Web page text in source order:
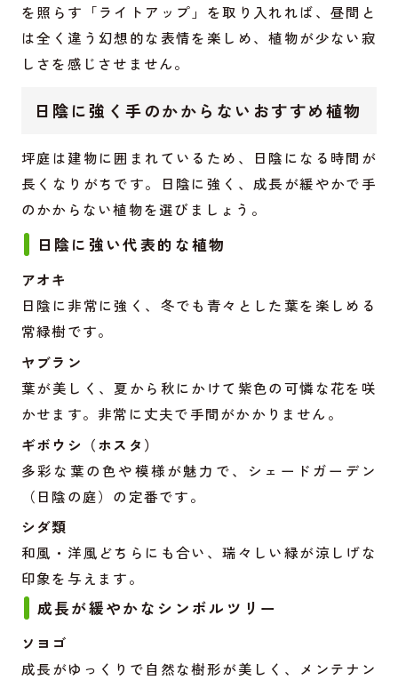
を照らす「ライトアップ」を取り入れれば、昼間と
は全く違う幻想的な表情を楽しめ、植物が少ない寂
しさを感じさせません。
日陰に強く手のかからないおすすめ植物
坪庭は建物に囲まれているため、日陰になる時間が
長くなりがちです。日陰に強く、成長が緩やかで手
のかからない植物を選びましょう。
日陰に強い代表的な植物
アオキ
日陰に非常に強く、冬でも青々とした葉を楽しめる
常緑樹です。
ヤブラン
葉が美しく、夏から秋にかけて紫色の可憐な花を咲
かせます。非常に丈夫で手間がかかりません。
ギボウシ（ホスタ）
多彩な葉の色や模様が魅力で、シェードガーデン
（日陰の庭）の定番です。
シダ類
和風・洋風どちらにも合い、瑞々しい緑が涼しげな
印象を与えます。
成長が緩やかなシンボルツリー
ソヨゴ
成長がゆっくりで自然な樹形が美しく、メンテナン